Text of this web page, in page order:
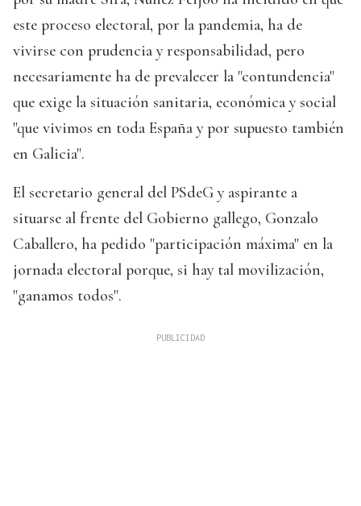
este proceso electoral, por la pandemia, ha de
vivirse con prudencia y responsabilidad, pero
necesariamente ha de prevalecer la "contundencia"
que exige la situación sanitaria, económica y social
"que vivimos en toda España y por supuesto también
en Galicia".
El secretario general del PSdeG y aspirante a
situarse al frente del Gobierno gallego, Gonzalo
Caballero, ha pedido "participación máxima" en la
jornada electoral porque, si hay tal movilización,
"ganamos todos".